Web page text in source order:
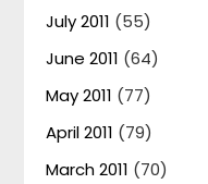
July 2011 (55)
June 2011 (64)
May 2011 (77)
April 2011 (79)
March 2011 (70)